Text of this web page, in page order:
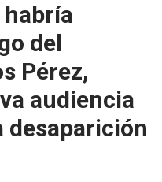
habría
del
Pérez,
audiencia
desaparición